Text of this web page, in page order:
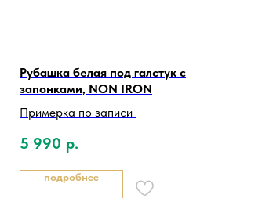
Рубашка белая под галстук с
запонками, NON IRON
Примерка по записи
5 990 р.
подробнее